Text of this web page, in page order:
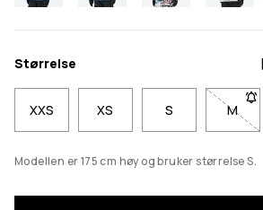
Størrelse
XXS XS S M
-
Modellen er 175 cm høy og bruker størrelse S.